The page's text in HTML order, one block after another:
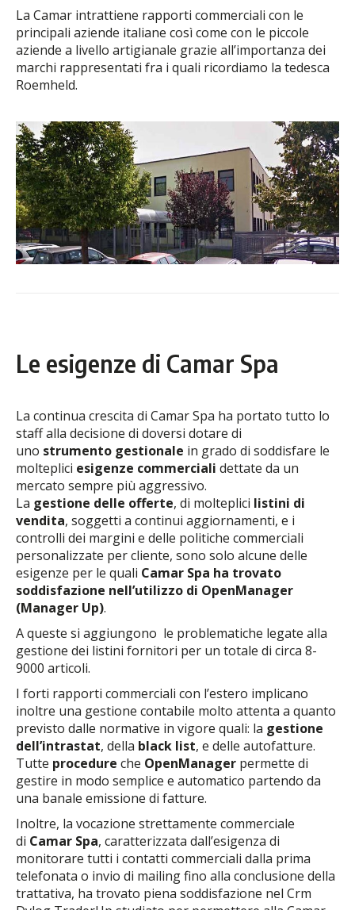
La Camar intrattiene rapporti commerciali con le
principali aziende italiane così come con le piccole
aziende a livello artigianale grazie all’importanza dei
marchi rappresentati fra i quali ricordiamo la tedesca
Roemheld.
Le esigenze di Camar Spa
La continua crescita di Camar Spa ha portato tutto lo
staff alla decisione di doversi dotare di
uno strumento gestionale in grado di soddisfare le
molteplici esigenze commerciali dettate da un
mercato sempre più aggressivo.
La gestione delle offerte, di molteplici listini di
vendita, soggetti a continui aggiornamenti, e i
controlli dei margini e delle politiche commerciali
personalizzate per cliente, sono solo alcune delle
esigenze per le quali Camar Spa ha trovato
soddisfazione nell’utilizzo di OpenManager
(Manager Up).
A queste si aggiungono le problematiche legate alla
gestione dei listini fornitori per un totale di circa 8-
9000 articoli.
I forti rapporti commerciali con l’estero implicano
inoltre una gestione contabile molto attenta a quanto
previsto dalle normative in vigore quali: la gestione
dell’intrastat, della black list, e delle autofatture.
Tutte procedure che OpenManager permette di
gestire in modo semplice e automatico partendo da
una banale emissione di fatture.
Inoltre, la vocazione strettamente commerciale
di Camar Spa, caratterizzata dall’esigenza di
monitorare tutti i contatti commerciali dalla prima
telefonata o invio di mailing fino alla conclusione della
trattativa, ha trovato piena soddisfazione nel Crm